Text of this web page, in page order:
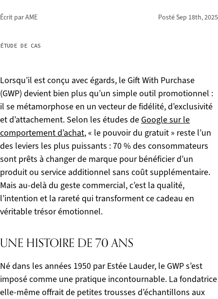
Écrit par AME PostéSep 18th, 2025
ÉTUDE DE CAS
Lorsqu’il est conçu avec égards, le Gift With Purchase
(GWP) devient bien plus qu’un simple outil promotionnel :
il se métamorphose en un vecteur de fidélité, d’exclusivité
et d’attachement. Selon les études de Google sur le
comportement d’achat, « le pouvoir du gratuit » reste l’un
des leviers les plus puissants : 70 % des consommateurs
sont prêts à changer de marque pour bénéficier d’un
produit ou service additionnel sans coût supplémentaire.
Mais au-delà du geste commercial, c’est la qualité,
l’intention et la rareté qui transforment ce cadeau en
véritable trésor émotionnel.
UNE HISTOIRE DE 70 ANS
Né dans les années 1950 par Estée Lauder, le GWP s’est
imposé comme une pratique incontournable. La fondatrice
elle-même offrait de petites trousses d’échantillons aux